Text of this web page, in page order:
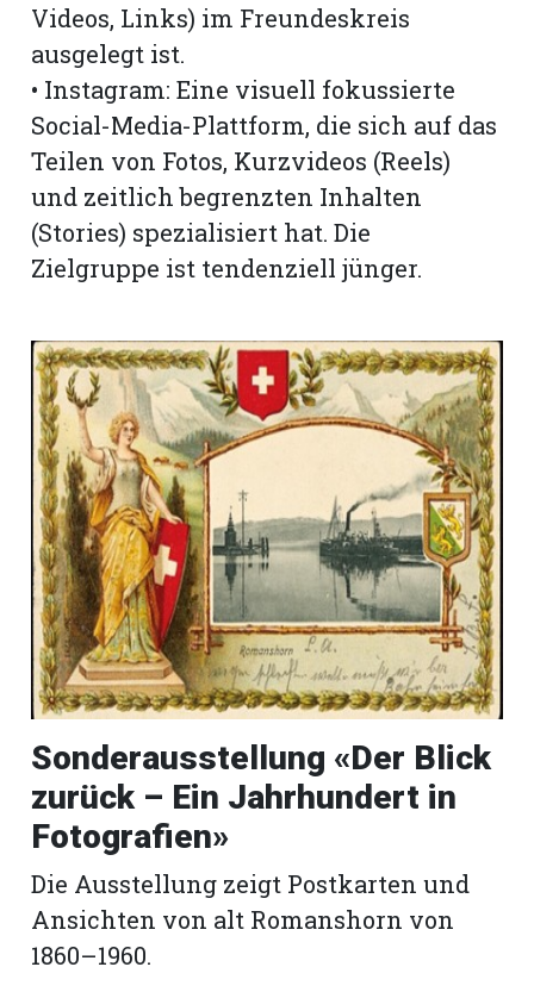
Videos, Links) im Freundeskreis
ausgelegt ist.
• Instagram: Eine visuell fokussierte
Social-Media-Plattform, die sich auf das
Teilen von Fotos, Kurzvideos (Reels)
und zeitlich begrenzten Inhalten
(Stories) spezialisiert hat. Die
Zielgruppe ist tendenziell jünger.
Sonderausstellung «Der Blick
zurück – Ein Jahrhundert in
Fotografien»
Die Ausstellung zeigt Postkarten und
Ansichten von alt Romanshorn von
1860–1960.